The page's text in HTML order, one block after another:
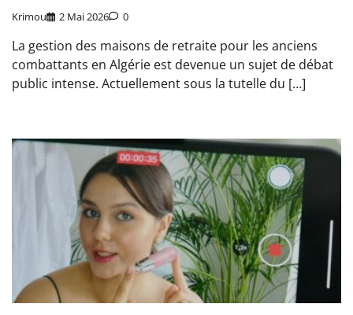
Krimou 2 Mai 2026 0
La gestion des maisons de retraite pour les anciens
combattants en Algérie est devenue un sujet de débat
public intense. Actuellement sous la tutelle du […]